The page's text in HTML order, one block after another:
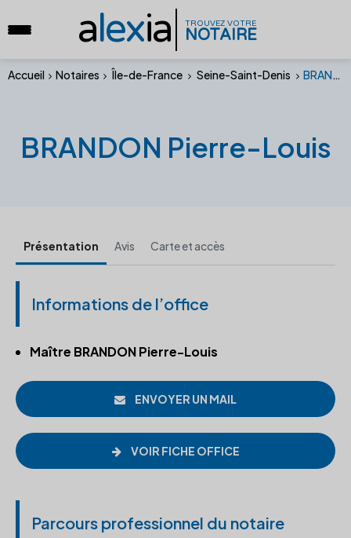
alexia TROUVEZ VOTRE
NOTAIRE
Accueil Notaires Île-de-France Seine-Saint-Denis BRANDON Pierre-Louis
BRANDON Pierre-Louis
Présentation Avis Carte et accès
Informations de l’office
Maître BRANDON Pierre-Louis
ENVOYER UN MAIL
VOIR FICHE OFFICE
Parcours professionnel du notaire